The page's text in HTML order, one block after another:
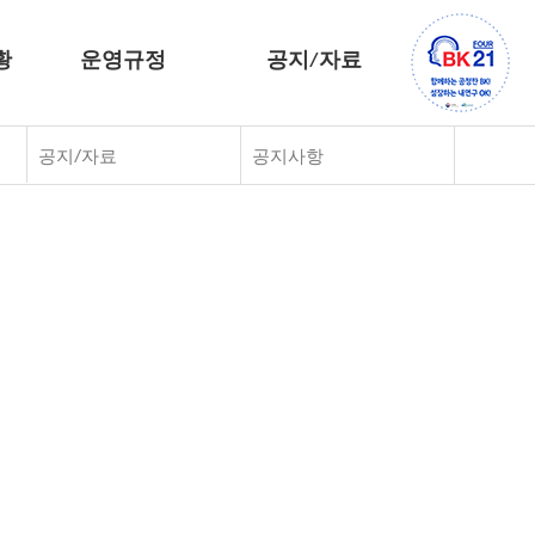
운영규정 공지/자료
공지/자료 공지사항